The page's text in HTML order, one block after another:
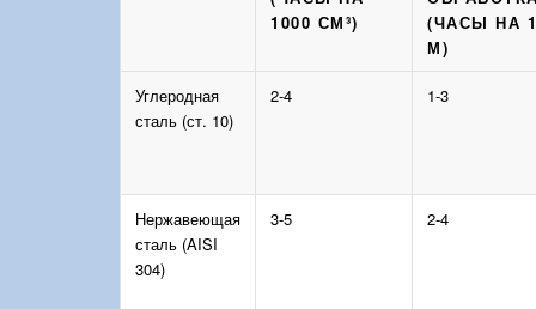
1000 СМ³)
(ЧАСЫ НА 1
М)
Углеродная
сталь (ст. 10)
2-4 1-3
Нержавеющая
сталь (AISI
304)
3-5 2-4